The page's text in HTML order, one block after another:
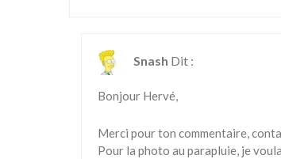
Snash Dit :
Bonjour Hervé,
Merci pour ton commentaire,
Pour la photo au parapluie, je